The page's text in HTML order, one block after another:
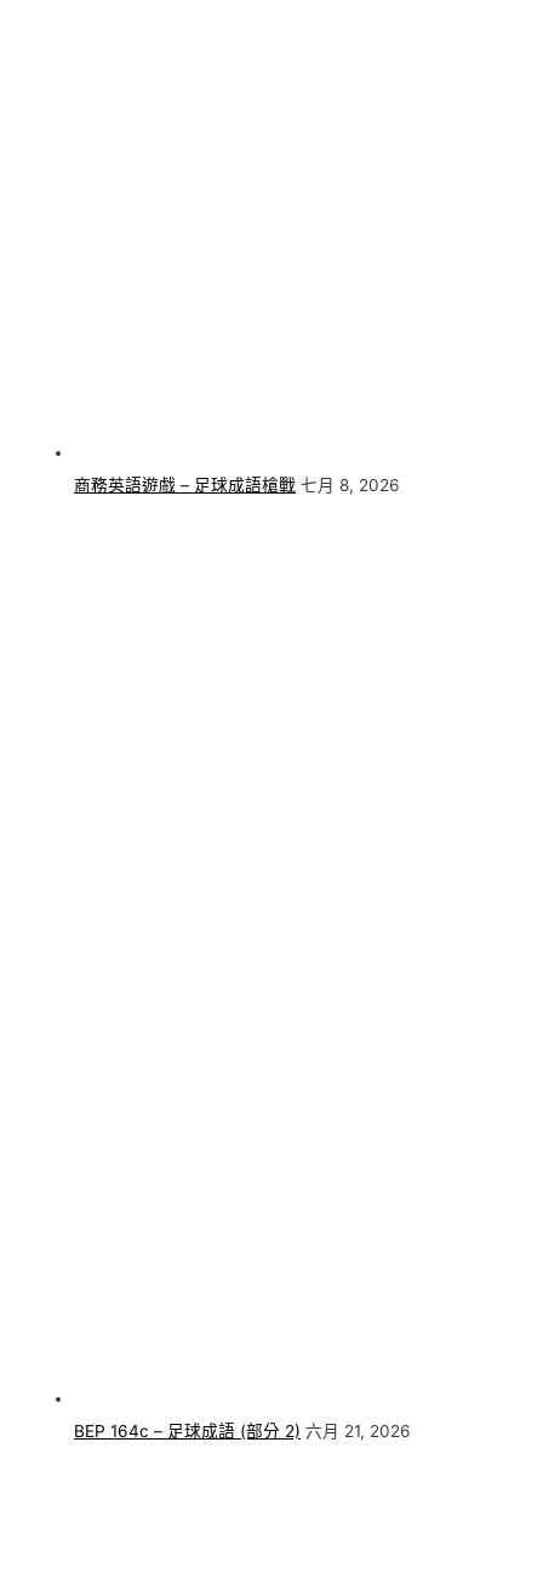
商務英語遊戲 – 足球成語槍戰 七月 8, 2026
BEP 164c – 足球成語 (部分 2) 六月 21, 2026